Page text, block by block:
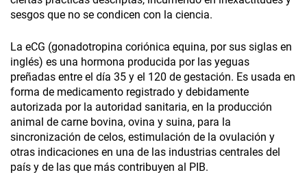
sesgos que no se condicen con la ciencia.
La eCG (gonadotropina coriónica equina, por sus siglas en
inglés) es una hormona producida por las yeguas
preñadas entre el día 35 y el 120 de gestación. Es usada en
forma de medicamento registrado y debidamente
autorizada por la autoridad sanitaria, en la producción
animal de carne bovina, ovina y suina, para la
sincronización de celos, estimulación de la ovulación y
otras indicaciones en una de las industrias centrales del
país y de las que más contribuyen al PIB.